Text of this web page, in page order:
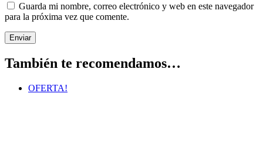
Guarda mi nombre, correo electrónico y web en este navegador
para la próxima vez que comente.
También te recomendamos…
OFERTA!